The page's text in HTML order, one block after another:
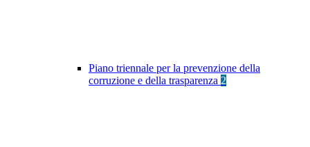
Piano triennale per la prevenzione della
corruzione e della trasparenza 2